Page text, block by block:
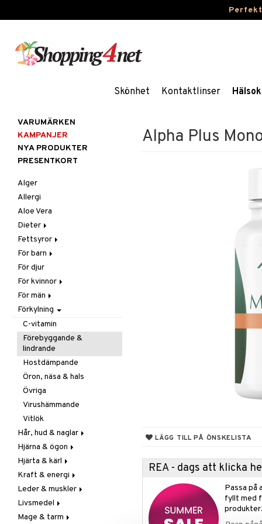
Skönhet Kontaktlinser
Alpha Plus
LÄGG TILL PÅ ÖNSKELISTA
REA - dags att klicka
Passa på
fyllt med
produkter!
VARUMÄRKEN
KAMPANJER
NYA PRODUKTER
PRESENTKORT
Alger
Allergi
Aloe Vera
Dieter
Glutenintolerans
LCHF
Raw Food
Fettsyror
Marina fettsyror
Veg fettsyror
För barn
Fettsyror
Hudvård
Vitamin & mineral
För djur
För kvinnor
Graviditet & amning
Klimakterie & PMS
Näringstillskott
Övriga
Sex & lust
Skelett
Urinvägar
För män
Näringstillskott
Övriga
Prostata
Sex & lust
Förkylning
C-vitamin
Förebyggande &
lindrande
Hostdämpande
Öron, näsa & hals
Övriga
Virushämmande
Vitlök
Hår, hud & naglar
Hår
Kosttillskott
Sol & pigment
Hjärna & ögon
Fettsyror
Minne
Ögon
Hjärta & kärl
Ginkgo biloba
Kärlstärkande
Kolesterolsänkande
Marina fettsyror
Kraft & energi
Ginseng
Övriga
Prestation
Leder & muskler
Kosttillskott
Utvärtes
Livsmedel
Bars
Mage & tarm